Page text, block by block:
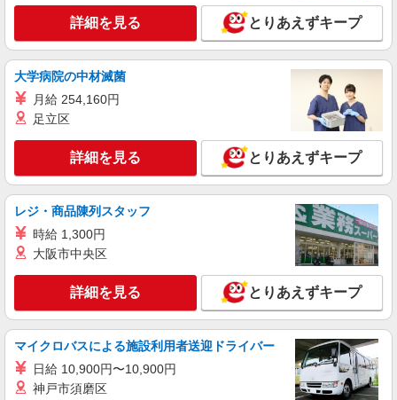
手当として別途支給 ・夜勤手当：10,000円/1回
（上記給与とは別に支給） 下記資格をお持ちの方
歓迎 ・認知症介護基礎研修 ・初任者研修 ・実務
者研修 ・介護福祉士 など
（株）ウィルオブ・ワークCW 大宮支店/ms110101
高齢者向け住宅staff
時給1650円 ◆前払い・日払い・週払いOK
キープ 詳細を見る
正社員
グループホーム せらび鳩ヶ谷/1180000035-023
介護職員（ヘルパー）（役職なし）
月給199,200円〜224,200円（経験・能力等に
埼玉県川口市桜町6-11-24
キープ 詳細を見る
派遣社員
株式会社kotrio /●SW-H1-2103176
詳細を見る とりあえずキープ
大学病院の中材滅菌
月給 254,160円
足立区
詳細を見る とりあえずキープ
レジ・商品陳列スタッフ
時給 1,300円
大阪市中央区
詳細を見る とりあえずキープ
マイクロバスによる施設利用者送迎ドライバー
日給 10,900円〜10,900円
神戸市須磨区